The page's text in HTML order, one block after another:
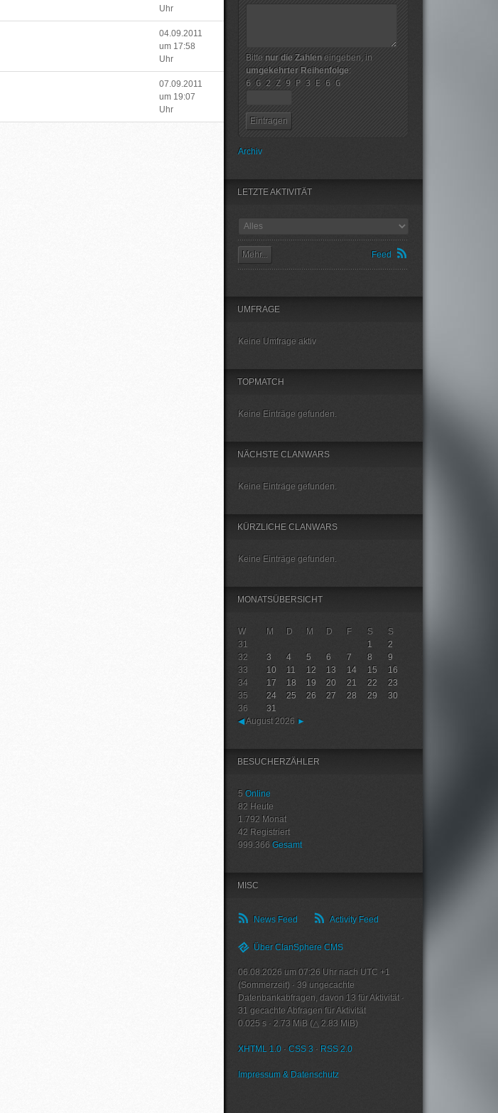
Uhr
04.09.2011
um 17:58
Uhr
07.09.2011
um 19:07
Uhr
Bitte nur die Zahlen eingeben, in
umgekehrter Reihenfolge:
6 G 2 Z 9 P 3 E 6 G
Archiv
LETZTE AKTIVITÄT
Mehr... Feed
UMFRAGE
Keine Umfrage aktiv
TOPMATCH
Keine Einträge gefunden.
NÄCHSTE CLANWARS
Keine Einträge gefunden.
KÜRZLICHE CLANWARS
Keine Einträge gefunden.
MONATSÜBERSICHT
W M D M D F S
S
31
1
2
32
3 4 5 6 7 8
9
33
10 11 12 13 14 15
16
34
17 18 19 20 21 22
23
35
24 25 26 27 28 29
30
36
31
◀August 2026 ►
BESUCHERZÄHLER
5 Online
82 Heute
1.792 Monat
42 Registriert
999.366 Gesamt
MISC
News Feed Activity Feed
Über ClanSphere CMS
06.08.2026 um 07:26 Uhr nach UTC +1
(Sommerzeit) · 39 ungecachte
Datenbankabfragen, davon 13 für Aktivität ·
31 gecachte Abfragen für Aktivität
0.025 s · 2.73 MiB (△ 2.83 MiB)
XHTML 1.0 · CSS 3 · RSS 2.0
Impressum & Datenschutz